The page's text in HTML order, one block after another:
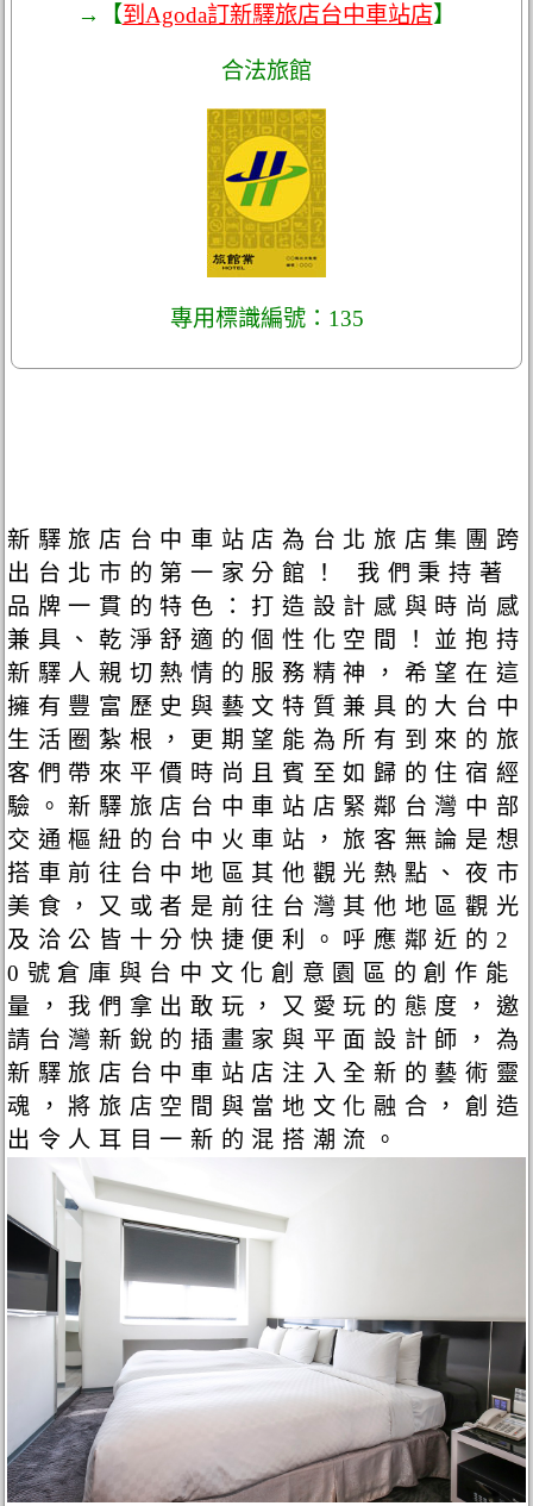
→【到Agoda訂新驛旅店台中車站店】
合法旅館
專用標識編號：135
新驛旅店台中車站店為台北旅店集團跨
出台北市的第一家分館！ 我們秉持著
品牌一貫的特色：打造設計感與時尚感
兼具、乾淨舒適的個性化空間！並抱持
新驛人親切熱情的服務精神，希望在這
擁有豐富歷史與藝文特質兼具的大台中
生活圈紮根，更期望能為所有到來的旅
客們帶來平價時尚且賓至如歸的住宿經
驗。新驛旅店台中車站店緊鄰台灣中部
交通樞紐的台中火車站，旅客無論是想
搭車前往台中地區其他觀光熱點、夜市
美食，又或者是前往台灣其他地區觀光
及洽公皆十分快捷便利。呼應鄰近的2
0號倉庫與台中文化創意園區的創作能
量，我們拿出敢玩，又愛玩的態度，邀
請台灣新銳的插畫家與平面設計師，為
新驛旅店台中車站店注入全新的藝術靈
魂，將旅店空間與當地文化融合，創造
出令人耳目一新的混搭潮流。